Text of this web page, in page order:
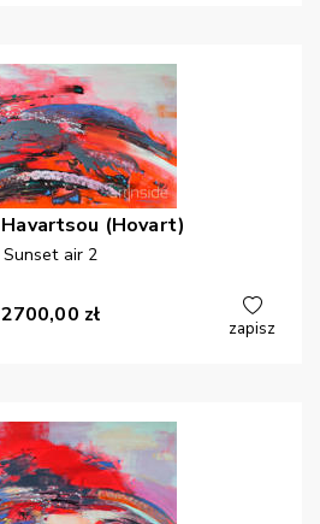
Havartsou (Hovart)
Sunset air 2
2700,00 zł
zapisz